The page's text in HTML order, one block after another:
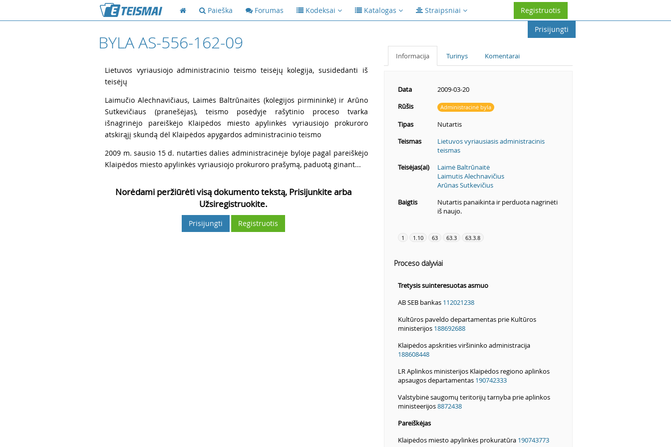
Paieška Forumas Kodeksai Katalogas Straipsniai
Registruotis
Prisijungti
BYLA AS-556-162-09
Lietuvos vyriausiojo administracinio teismo teisėjų kolegija, susidedanti iš
teisėjų
Laimučio Alechnavičiaus, Laimės Baltrūnaitės (kolegijos pirmininkė) ir Arūno
Sutkevičiaus (pranešėjas), teismo posėdyje rašytinio proceso tvarka
išnagrinėjo pareiškėjo Klaipėdos miesto apylinkės vyriausiojo prokuroro
atskirąjį skundą dėl Klaipėdos apygardos administracinio teismo
2009 m. sausio 15 d. nutarties dalies administracinėje byloje pagal pareiškėjo
Klaipėdos miesto apylinkės vyriausiojo prokuroro prašymą, paduotą ginant...
Norėdami peržiūrėti visą dokumento tekstą, Prisijunkite arba
Užsiregistruokite.
Prisijungti Registruotis
Informacija Turinys Komentarai
Data
2009-03-20
Rūšis
Administracinė byla
Tipas
Nutartis
Teismas
Lietuvos vyriausiasis administracinis
teismas
Teisėjas(ai)
Laimė Baltrūnaitė
Laimutis Alechnavičius
Arūnas Sutkevičius
Baigtis
Nutartis panaikinta ir perduota nagrinėti
iš naujo.
1 1.10 63 63.3 63.3.8
Proceso dalyviai
Tretysis suinteresuotas asmuo
AB SEB bankas 112021238
Kultūros paveldo departamentas prie Kultūros
ministerijos 188692688
Klaipėdos apskrities viršininko administracija
188608448
LR Aplinkos ministerijos Klaipėdos regiono aplinkos
apsaugos departamentas 190742333
Valstybinė saugomų teritorijų tarnyba prie aplinkos
ministeerijos8872438
Pareiškėjas
Klaipėdos miesto apylinkės prokuratūra 190743773